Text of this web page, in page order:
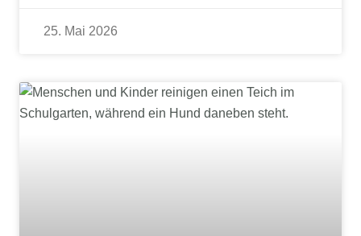
25. Mai 2026